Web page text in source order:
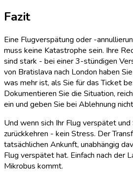
Fazit
Eine Flugverspätung oder -
muss keine Katastrophe sein. Ihre
sind stark - bei einer 3-stündigen
von Bratislava nach London haben
was mehr ist, als Sie für das Ticket
Dokumentieren Sie die Situation,
ein und geben Sie bei Ablehnung
Und wenn sich Ihr Flug verspätet
zurückkehren - kein Stress. Der
tatsächlichen Ankunft, unabhängig
Flug verspätet hat. Einfach nach der
Mikrobus kommt.